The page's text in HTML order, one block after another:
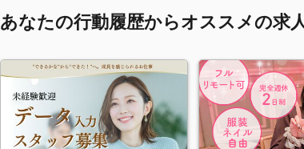
あなたの行動履歴からオススメの求